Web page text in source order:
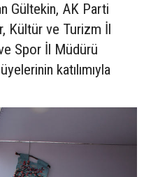
Gültekin, AK Parti
Kültür ve Turizm İl
Spor İl Müdürü
katılımıyla